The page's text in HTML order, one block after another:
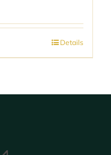
Details